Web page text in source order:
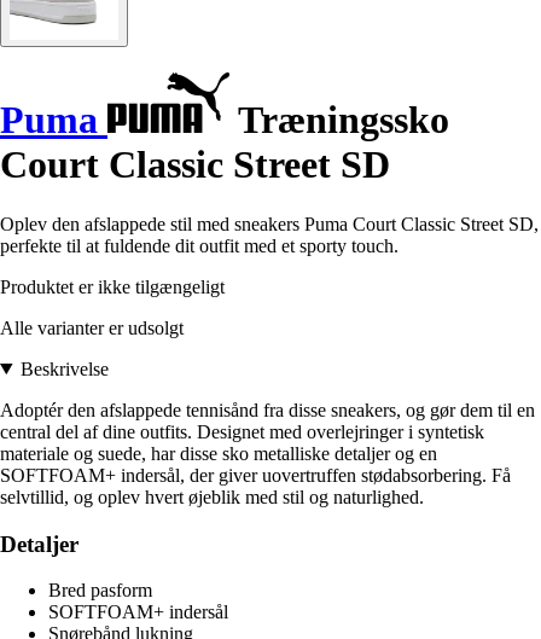
Puma
Træningssko
Court Classic Street SD
Oplev den afslappede stil med sneakers Puma Court Classic Street SD,
perfekte til at fuldende dit outfit med et sporty touch.
Produktet er ikke tilgængeligt
Alle varianter er udsolgt
Beskrivelse
Adoptér den afslappede tennisånd fra disse sneakers, og gør dem til en
central del af dine outfits. Designet med overlejringer i syntetisk
materiale og suede, har disse sko metalliske detaljer og en
SOFTFOAM+ indersål, der giver uovertruffen stødabsorbering. Få
selvtillid, og oplev hvert øjeblik med stil og naturlighed.
Detaljer
Bred pasform
SOFTFOAM+ indersål
Snørebånd lukning